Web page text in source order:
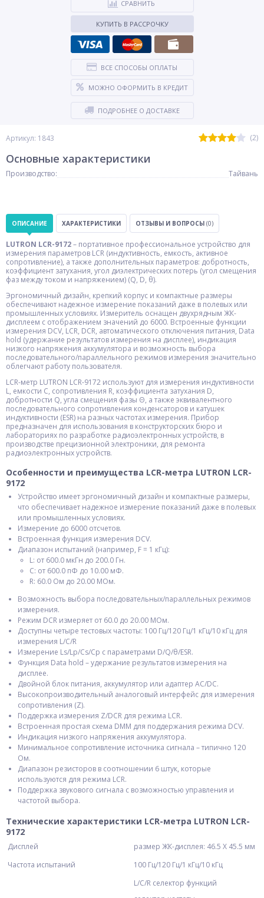
Артикул: 1843 (2)
СРАВНИТЬ
КУПИТЬ В РАССРОЧКУ
ВСЕ СПОСОБЫ ОПЛАТЫ
МОЖНО ОФОРМИТЬ В КРЕДИТ
ПОДРОБНЕЕ О ДОСТАВКЕ
Основные характеристики
Производство: Тайвань
ОПИСАНИЕ ХАРАКТЕРИСТИКИ ОТЗЫВЫ И ВОПРОСЫ (0)
LUTRON LCR-9172– портативное профессиональное устройство для
измерения параметров LCR (индуктивность, емкость, активное
сопротивление), а также дополнительных параметров: добротность,
коэффициент затухания, угол диэлектрических потерь (угол смещения
фаз между током и напряжением) (Q, D, θ).
Эргономичный дизайн, крепкий корпус и компактные размеры
обеспечивают надежное измерение показаний даже в полевых или
промышленных условиях. Измеритель оснащен двухрядным ЖК-
дисплеем с отображением значений до 6000. Встроенные функции
измерения DCV, LCR, DCR, автоматического отключения питания, Data
hold (удержание результатов измерения на дисплее), индикация
низкого напряжения аккумулятора и возможность выбора
последовательного/параллельного режимов измерения значительно
облегчают работу пользователя.
LCR-метр LUTRON LCR-9172 используют для измерения индуктивности
L, емкости C, сопротивления R, коэффициента затухания D,
добротности Q, угла смещения фазы Θ, а также эквивалентного
последовательного сопротивления конденсаторов и катушек
индуктивности (ESR) на разных частотах измерения. Прибор
предназначен для использования в конструкторских бюро и
лабораториях по разработке радиоэлектронных устройств, в
производстве прецизионной электроники, для ремонта
радиоэлектронных устройств.
Особенности и преимущества LCR-метра LUTRON LCR-
9172
Устройство имеет эргономичный дизайн и компактные размеры,
что обеспечивает надежное измерение показаний даже в полевых
или промышленных условиях.
Измерение до 6000 отсчетов.
Встроенная функция измерения DCV.
Диапазон испытаний (например, F = 1 кГц):
L: от 600.0 мкГн до 200.0 Гн.
C: от 600.0 пФ до 10.00 мФ.
R: 60.0 Ом до 20.00 МОм.
Возможность выбора последовательных/параллельных режимов
измерения.
Режим DCR измеряет от 60.0 до 20.00 МОм.
Доступны четыре тестовых частоты: 100 Гц/120 Гц/1 кГц/10 кГц для
измерения L/C/R
Измерение Ls/Lp/Cs/Cp с параметрами D/Q/θ/ESR.
Функция Data hold – удержание результатов измерения на
дисплее.
Двойной блок питания, аккумулятор или адаптер AC/DC.
Высокопроизводительный аналоговый интерфейс для измерения
сопротивления (Z).
Поддержка измерения Z/DCR для режима LCR.
Встроенная простая схема DMM для поддержания режима DCV.
Индикация низкого напряжения аккумулятора.
Минимальное сопротивление источника сигнала – типично 120
Ом.
Диапазон резисторов в соотношении 6 штук, которые
используются для режима LCR.
Поддержка звукового сигнала с возможностью управления и
частотой выбора.
Технические характеристики LCR-метра LUTRON LCR-
9172
Дисплей
размер ЖК-дисплея: 46.5 X 45.5 мм
Частота испытаний
100 Гц/120 Гц/1 кГц/10 кГц
L/C/R селектор функций